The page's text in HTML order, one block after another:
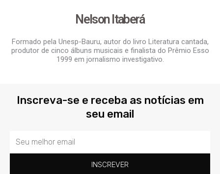
Nelson Itaberá
Formado pela Unesp-Bauru, autor do livro Literatura cantada,
produtor de cinco álbuns musicais e finalista do Prêmio Esso
1999 em jornalismo investigativo.
Inscreva-se e receba as notícias em
seu email
Email
INSCREVER